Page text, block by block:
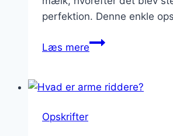
perfektion. Denne enkle
Læs mereArme
flødeskum:
Opskrifter